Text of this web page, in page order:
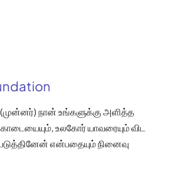
நான் உங்களுக்கு அளித்த
உலகோர் யாவரையும் விட
என்பதையும் நினைவு